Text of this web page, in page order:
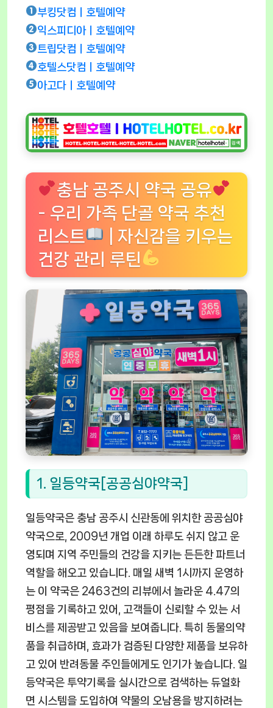
부킹닷컴ㅣ호텔예약
익스피디아ㅣ호텔예약
트립닷컴ㅣ호텔예약
호텔스닷컴ㅣ호텔예약
아고다ㅣ호텔예약
충남 공주시 약국 공유
- 우리 가족 단골 약국 추천
리스트
| 자신감을 키우는
건강 관리 루틴
1. 일등약국[공공심야약국]
일등약국은 충남 공주시 신관동에 위치한 공공심야
약국으로, 2009년 개업 이래 하루도 쉬지 않고 운
영되며 지역 주민들의 건강을 지키는 든든한 파트너
역할을 해오고 있습니다. 매일 새벽 1시까지 운영하
는 이 약국은 2463건의 리뷰에서 놀라운 4.47의
평점을 기록하고 있어, 고객들이 신뢰할 수 있는 서
비스를 제공받고 있음을 보여줍니다. 특히 동물의약
품을 취급하며, 효과가 검증된 다양한 제품을 보유하
고 있어 반려동물 주인들에게도 인기가 높습니다. 일
등약국은 투약기록을 실시간으로 검색하는 듀얼화
면 시스템을 도입하여 약물의 오남용을 방지하려는